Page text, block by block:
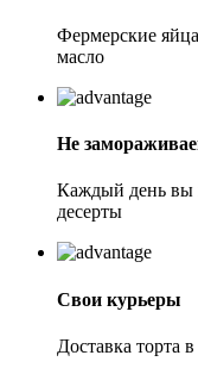
Фермерские
масло
Не
Каждый день вы
десерты
Свои курьеры
Доставка торта в